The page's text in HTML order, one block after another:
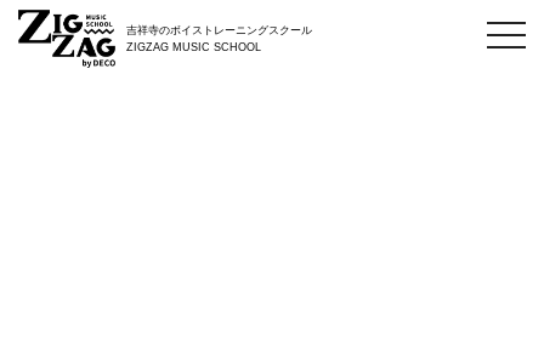
吉祥寺のボイストレーニングスクール
ZIGZAG MUSIC SCHOOL